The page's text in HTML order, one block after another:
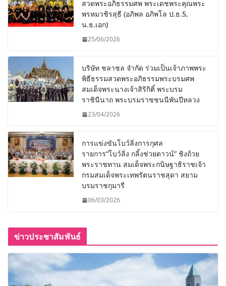
สวดพระอภิธรรมศพ พระเดชพระคุณพระ
พรหมวชิรสุธี (อภิพล อภิพโล ป.ธ.5,
น.ธ.เอก)
25/06/2026
บริษัท ชลาชล จำกัด ร่วมเป็นเจ้าภาพพระ
พิธีธรรมสวดพระอภิธรรมพระบรมศพ
สมเด็จพระนางเจ้าสิริกิติ์ พระบรม
ราชินีนาถ พระบรมราชชนนีพันปีหลวง
23/04/2026
การแข่งขันโบว์ลิ่งการกุศล
รายการ“โบว์ลิ่ง กลิ้งช่วยดาวน์” ชิงถ้วย
พระราชทาน สมเด็จพระกนิษฐาธิราชเจ้า
กรมสมเด็จพระเทพรัตนราชสุดา สยาม
บรมราชกุมารี
06/03/2026
ข่าวประชาสัมพันธ์